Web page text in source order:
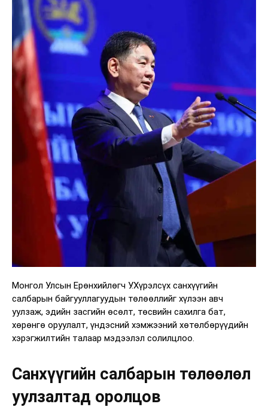
Монгол Улсын Ерөнхийлөгч У.Хүрэлсүх санхүүгийн
салбарын байгууллагуудын төлөөллийг хүлээн авч
уулзаж, эдийн засгийн өсөлт, төсвийн сахилга бат,
хөрөнгө оруулалт, үндэсний хэмжээний хөтөлбөрүүдийн
хэрэгжилтийн талаар мэдээлэл солилцлоо.
Санхүүгийн салбарын төлөөлөл
уулзалтад оролцов